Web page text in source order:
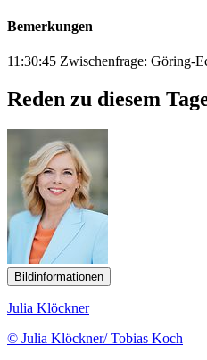
Bemerkungen
11:30:45 Zwischenfrage: Göring-
Reden zu diesem
Bildinformationen
Julia Klöckner
© Julia Klöckner/ Tobias Koch